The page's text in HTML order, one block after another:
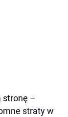
stronę –
straty w